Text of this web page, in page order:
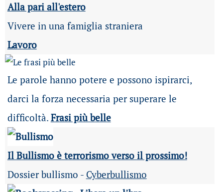
Alla pari all'estero
Vivere in una famiglia straniera
Lavoro
Le parole hanno potere e possono ispirarci,
darci la forza necessaria per superare le
difficoltà. Frasi più belle
Il Bullismo è terrorismo verso il prossimo!
Dossier bullismo - Cyberbullismo